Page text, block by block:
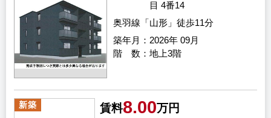
目 4番14
築年月 2026年 09月
奥羽線「山形」徒歩11分
階 数 地上3階
新築 賃料8.00万円